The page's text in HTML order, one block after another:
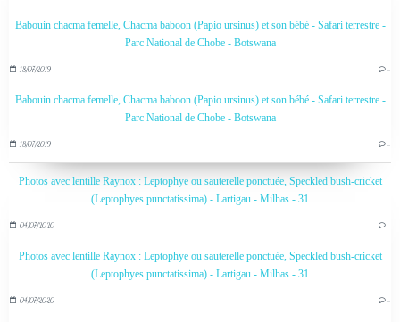
Babouin chacma femelle, Chacma baboon (Papio ursinus) et son bébé - Safari terrestre -
Parc National de Chobe - Botswana
18/07/2019 …
Babouin chacma femelle, Chacma baboon (Papio ursinus) et son bébé - Safari terrestre -
Parc National de Chobe - Botswana
18/07/2019 …
Photos avec lentille Raynox : Leptophye ou sauterelle ponctuée, Speckled bush-cricket
(Leptophyes punctatissima) - Lartigau - Milhas - 31
04/07/2020 …
Photos avec lentille Raynox : Leptophye ou sauterelle ponctuée, Speckled bush-cricket
(Leptophyes punctatissima) - Lartigau - Milhas - 31
04/07/2020 …